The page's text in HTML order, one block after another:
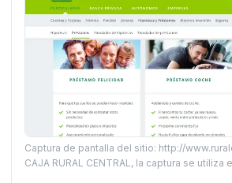
Captura de pantalla del sitio: http://
CAJA RURAL CENTRAL, la captura se